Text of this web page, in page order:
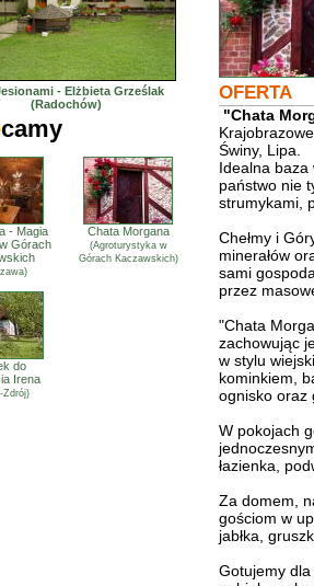
- Elżbieta Grześlak
(Radochów)
camy
- Magia
Górach
Chata Morgana
(Agroturystyka w
Górach Kaczawskich)
do
Irena
Zdrój)
OFERTA
"Chata
Świny, Lipa.
Idealna baza
państwo nie
strumykami,
Chełmy i
minerałów
sami
przez
"Chata
zachowując
w stylu
kominkiem,
ognisko oraz
W pokojach
łazienka,
Za domem,
gościom w
jabłka,
Gotujemy